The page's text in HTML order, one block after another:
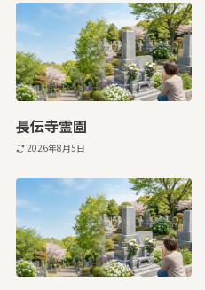
長伝寺霊園
2026年8月5日